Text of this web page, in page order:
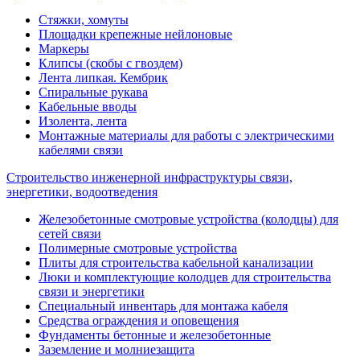
Стяжки, хомуты
Площадки крепежные нейлоновые
Маркеры
Клипсы (скобы с гвоздем)
Лента липкая. Кембрик
Спиральные рукава
Кабельные вводы
Изолента, лента
Монтажные материалы для работы с электрическими
кабелями связи
Строительство инженерной инфраструктуры связи,
энергетики, водоотведения
Железобетонные смотровые устройства (колодцы) для
сетей связи
Полимерные смотровые устройства
Плиты для строительства кабельной канализации
Люки и комплектующие колодцев для строительства
связи и энергетики
Специальный инвентарь для монтажа кабеля
Средства ограждения и оповещения
Фундаменты бетонные и железобетонные
Заземление и молниезащита